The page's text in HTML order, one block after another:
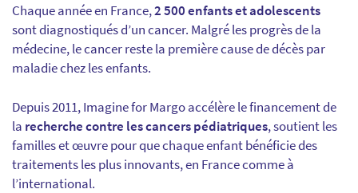
Chaque année en France,2 500 enfants et adolescents
sont diagnostiqués d’un cancer. Malgré les progrès de la
médecine, le cancer reste la première cause de décès par
maladie chez les enfants.
Depuis 2011, Imagine for Margo accélère le financement de
la recherche contre les cancers pédiatriques, soutient les
familles et œuvre pour que chaque enfant bénéficie des
traitements les plus innovants, en France comme à
l’international.